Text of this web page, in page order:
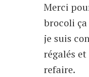
Merci
brocoli
je suis
régalés
refaire.